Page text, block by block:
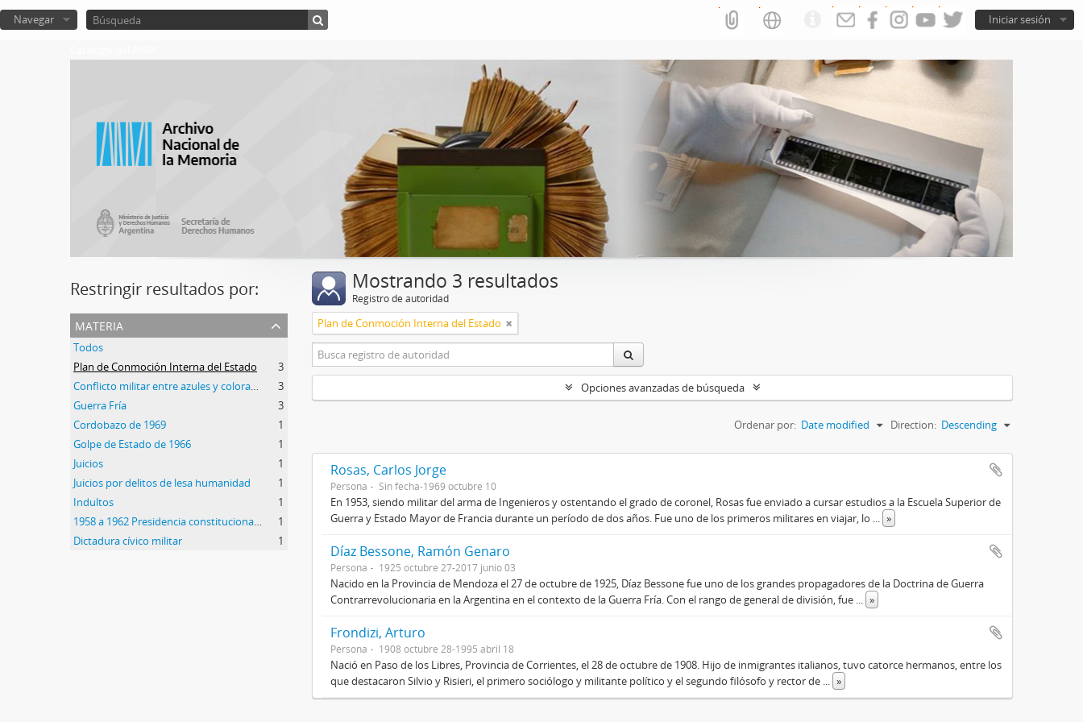
Iniciar sesión
Navegar
Restringir resultados por:
materia
Todos
Plan de Conmoción Interna del Estado
3
3
Guerra Fría
3
Cordobazo de 1969
1
Golpe de Estado de 1966
1
Juicios
1
Juicios por delitos de lesa humanidad
1
Indultos
1
1
Dictadura cívico militar
1
Mostrando 3 resultados
Registro de autoridad
Plan de Conmoción Interna del Estado
Opciones avanzadas de búsqueda
Ordenar por: Date modified Direction: Descending
Rosas, Carlos Jorge
Persona Sin fecha-1969 octubre 10
En 1953, siendo militar del arma de Ingenieros y ostentando el grado de coronel, Rosas fue enviado a cursar estudios a la Escuela Superior de
Guerra y Estado Mayor de Francia durante un período de dos años. Fue uno de los primeros militares en viajar, lo
»
Díaz Bessone, Ramón Genaro
Persona 1925 octubre 27-2017 junio 03
Nacido en la Provincia de Mendoza el 27 de octubre de 1925, Díaz Bessone fue uno de los grandes propagadores de la Doctrina de Guerra
Contrarrevolucionaria en la Argentina en el contexto de la Guerra Fría. Con el rango de general de división, fue
»
Frondizi, Arturo
Persona 1908 octubre 28-1995 abril 18
Nació en Paso de los Libres, Provincia de Corrientes, el 28 de octubre de 1908. Hijo de inmigrantes italianos, tuvo catorce hermanos, entre los
que destacaron Silvio y Risieri, el primero sociólogo y militante político y el segundo filósofo y rector de
»